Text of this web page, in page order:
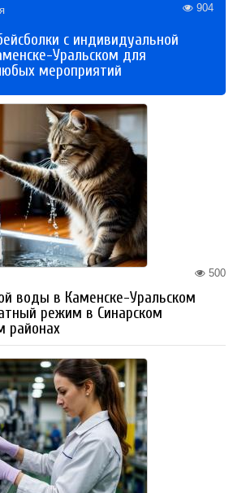
904
с индивидуальной
Уральском для
мероприятий
500
воды в Каменске-Уральском
режим в Синарском
районах